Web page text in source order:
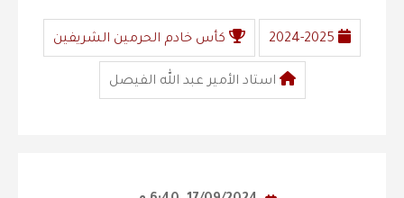
2024-2025 كأس خادم الحرمين الشريفين
استاد الأمير عبد الله الفيصل